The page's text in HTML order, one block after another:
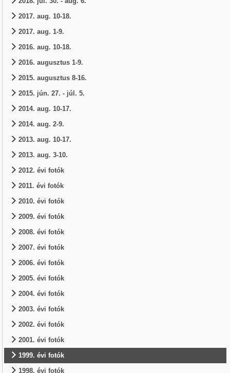
2017. aug. 10-18.
2017. aug. 1-9.
2016. aug. 10-18.
2016. augusztus 1-9.
2015. augusztus 8-16.
2015. jún. 27. - júl. 5.
2014. aug. 10-17.
2014. aug. 2-9.
2013. aug. 10-17.
2013. aug. 3-10.
2012. évi fotók
2011. évi fotók
2010. évi fotók
2009. évi fotók
2008. évi fotók
2007. évi fotók
2006. évi fotók
2005. évi fotók
2004. évi fotók
2003. évi fotók
2002. évi fotók
2001. évi fotók
1999. évi fotók
1998. évi fotók